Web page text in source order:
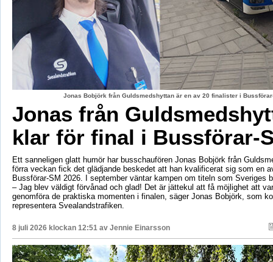
Jonas Bobjörk från Guldsmedshyttan är en av 20 finalister i
Jonas från
klar för final i Bussförar-
Ett sanneligen glatt humör har busschaufören Jonas Bobjörk från
förra veckan fick det glädjande beskedet att han kvalificerat sig som en
Bussförar-SM 2026. I september väntar kampen om titeln som Sveriges
– Jag blev väldigt förvånad och glad! Det är jättekul att få möjlighet att
genomföra de praktiska momenten i finalen, säger Jonas Bobjörk, som
representera Svealandstrafiken.
8 juli 2026 klockan 12:51 av Jennie Einarsson